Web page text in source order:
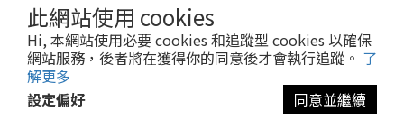
此網站使用 cookies
Hi, 本網站使用必要 cookies 和追蹤型 cookies 以確保
網站服務，後者將在獲得你的同意後才會執行追蹤。 了
解更多
設定偏好
同意並繼續